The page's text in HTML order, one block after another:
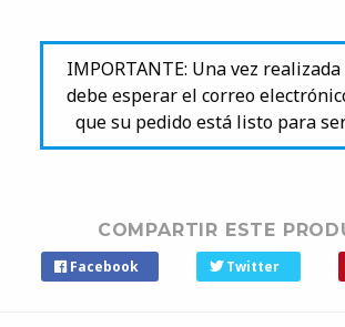
IMPORTANTE: Una vez
debe esperar el correo
que su pedido está listo para
COMPARTIR ESTE
Facebook Twitter